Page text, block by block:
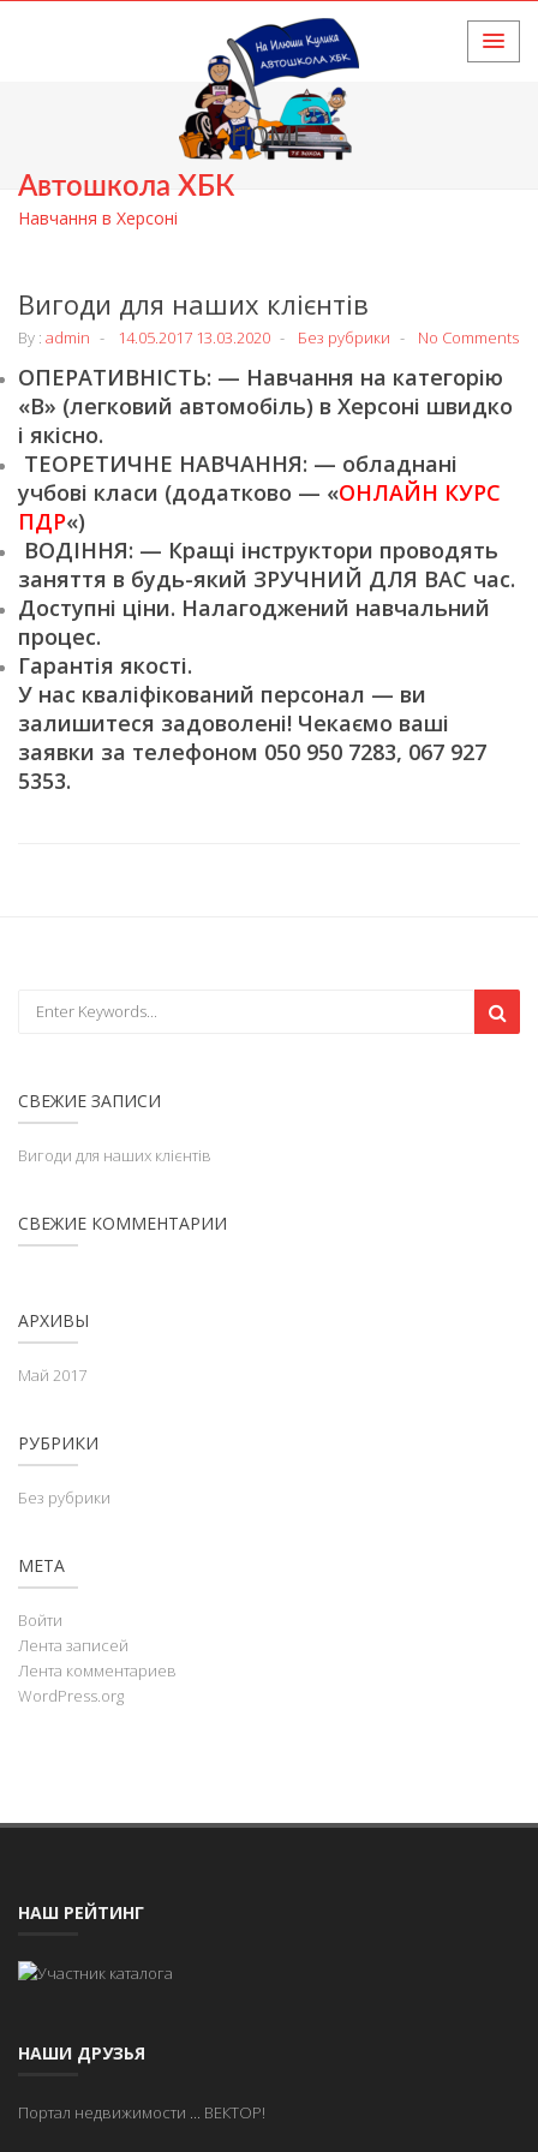
Автошкола ХБК
Навчання в Херсоні
HOME
Вигоди для наших клієнтів
By : admin 14.05.2017 13.03.2020 Без рубрики No Comments
ОПЕРАТИВНІСТЬ: — Навчання на категорію
«В» (легковий автомобіль) в Херсоні швидко
і якісно.
ТЕОРЕТИЧНЕ НАВЧАННЯ: — обладнані
учбові класи (додатково — «ОНЛАЙН КУРС
ПДР«)
ВОДІННЯ: — Кращі інструктори проводять
заняття в будь-який ЗРУЧНИЙ ДЛЯ ВАС час.
Доступні ціни. Налагоджений навчальний
процес.
Гарантія якості.
У нас кваліфікований персонал — ви
залишитеся задоволені! Чекаємо ваші
заявки за телефоном 050 950 7283, 067 927
5353.
СВЕЖИЕ ЗАПИСИ
Вигоди для наших клієнтів
СВЕЖИЕ КОММЕНТАРИИ
АРХИВЫ
Май 2017
РУБРИКИ
Без рубрики
МЕТА
Войти
Лента записей
Лента комментариев
WordPress.org
НАШ РЕЙТИНГ
НАШИ ДРУЗЬЯ
Портал недвижимости ... ВЕКТОР!